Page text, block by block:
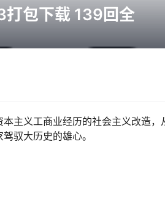
打包下载 139回全
主义工商业经历的社会主义改造
驭大历史的雄心。